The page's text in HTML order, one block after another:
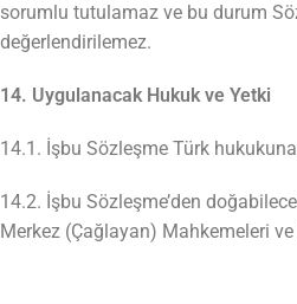
sorumlu tutulamaz ve bu durum
değerlendirilemez.
14. Uygulanacak Hukuk ve Yetki
14.1. İşbu Sözleşme Türk
14.2. İşbu Sözleşme’den
Merkez (Çağlayan) Mahkemeleri